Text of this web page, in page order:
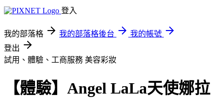
登入
我的部落格 我的部落格後台
我的帳號
登出
試用、體驗、工商服務 美容彩妝
【體驗】Angel LaLa天使娜拉